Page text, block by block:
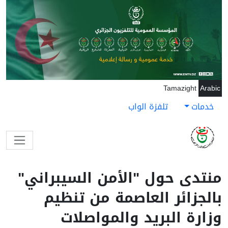
تجاوز إلى المحتوى الرئيسي
Arabic
Tamazight
خدمات تلفزة الواب
منتدى حول "الأمن السيبراني"
بالجزائر العاصمة من تنظيم
وزارة البريد والمواصلات